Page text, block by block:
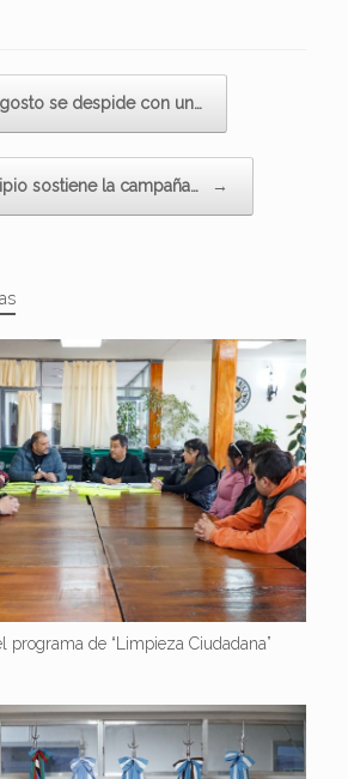
se despide con un…
sostiene la campaña… →
programa de “Limpieza Ciudadana”